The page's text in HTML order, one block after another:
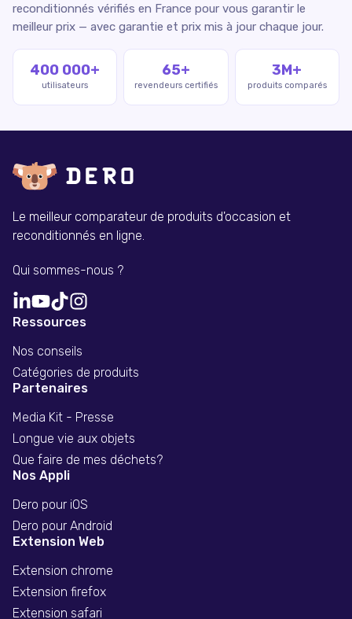
reconditionnés vérifiés en France pour vous garantir le
meilleur prix — avec garantie et prix mis à jour chaque jour.
400 000+
utilisateurs
65+
revendeurs certifiés
3M+
produits comparés
Le meilleur comparateur de produits d'occasion et
reconditionnés en ligne.
Qui sommes-nous ?
Ressources
Nos conseils
Catégories de produits
Partenaires
Media Kit - Presse
Longue vie aux objets
Que faire de mes déchets?
Nos Appli
Dero pour iOS
Dero pour Android
Extension Web
Extension chrome
Extension firefox
Extension safari